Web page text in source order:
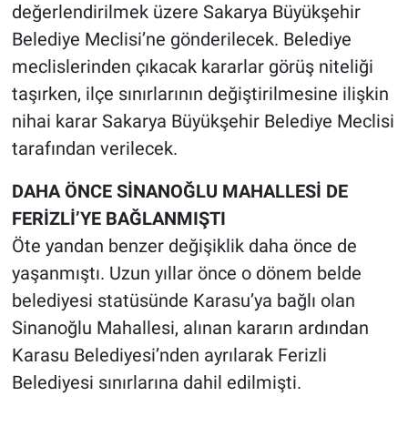
değerlendirilmek üzere Sakarya Büyükşehir
Belediye Meclisi’ne gönderilecek. Belediye
meclislerinden çıkacak kararlar görüş niteliği
taşırken, ilçe sınırlarının değiştirilmesine ilişkin
nihai karar Sakarya Büyükşehir Belediye Meclisi
tarafından verilecek.
DAHA ÖNCE SİNANOĞLU MAHALLESİ DE
FERİZLİ’YE BAĞLANMIŞTI
Öte yandan benzer değişiklik daha önce de
yaşanmıştı. Uzun yıllar önce o dönem belde
belediyesi statüsünde Karasu’ya bağlı olan
Sinanoğlu Mahallesi, alınan kararın ardından
Karasu Belediyesi’nden ayrılarak Ferizli
Belediyesi sınırlarına dahil edilmişti.